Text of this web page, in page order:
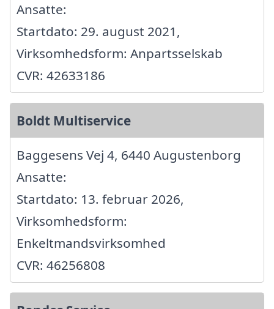
Ansatte:
Startdato: 29. august 2021,
Virksomhedsform: Anpartsselskab
CVR: 42633186
Boldt Multiservice
Baggesens Vej 4, 6440 Augustenborg
Ansatte:
Startdato: 13. februar 2026,
Virksomhedsform:
Enkeltmandsvirksomhed
CVR: 46256808